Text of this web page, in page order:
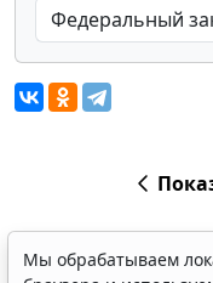
Мы обрабатываем